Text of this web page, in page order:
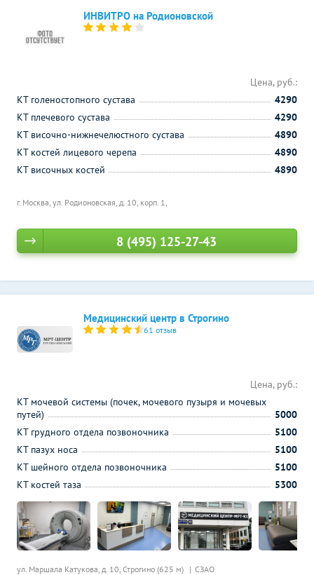
ИНВИТРО на Родионовской
г. Москва, ул. Родионовская, д. 10, корп. 1,
Цена, руб.:
КТ голеностопного сустава
4290
КТ плечевого сустава
4290
КТ височно-нижнечелюстного сустава
4890
КТ костей лицевого черепа
4890
КТ височных костей
4890
8 (495) 125-27-43
Медицинский центр в Строгино
61 отзыв
ул. Маршала Катукова, д. 10, Строгино (625 м) СЗАО
Цена, руб.:
КТ мочевой системы (почек, мочевого пузыря и мочевых
путей)
5000
КТ грудного отдела позвоночника
5100
КТ пазух носа
5100
КТ шейного отдела позвоночника
5100
КТ костей таза
5300